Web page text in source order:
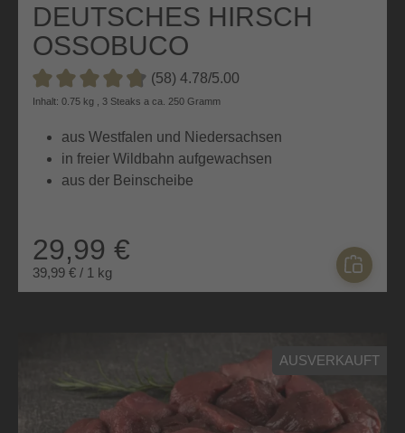
DEUTSCHES HIRSCH
OSSOBUCO
Durchschnittliche Bewertung von 4.7 von 5 Sternen
(58) 4.78/5.00
Inhalt: 0.75 kg , 3 Steaks a ca. 250 Gramm
aus Westfalen und Niedersachsen
in freier Wildbahn aufgewachsen
aus der Beinscheibe
29,99 €
39,99 € / 1 kg
AUSVERKAUFT